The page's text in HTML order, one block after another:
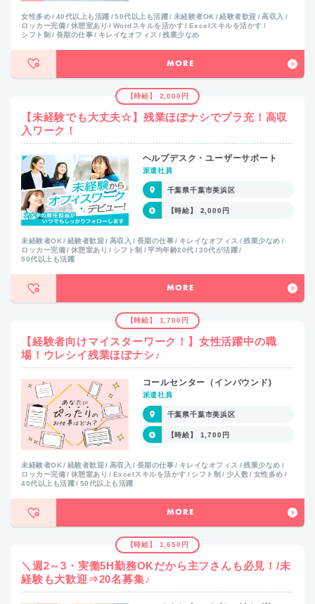
女性多め 40代以上も活躍 50代以上も活躍 未経験者OK 経験者歓迎
高収入
ロッカー完備
休憩室あり Wordスキルを活かす
Excelスキルを活かす
シフト制
長期の仕事 キレイなオフィス 残業少なめ
MORE
【時給】 2,000円
【未経験でも大丈夫☆】残業ほぼナシでプラ充！高収
入ワーク！
ヘルプデスク・ユーザーサポート
派遣社員
千葉県千葉市美浜区
【時給】 2,000円
未経験者OK 経験者歓迎 高収入 長期の仕事 キレイなオフィス
残業少なめ
ロッカー完備
休憩室あり シフト制 平均年齢20代
30代が活躍
50代以上も活躍
MORE
【時給】 1,700円
【経験者向けマイスターワーク！】女性活躍中の職
場！ウレシイ残業ほぼナシ♪
コールセンター（インバウンド)
派遣社員
千葉県千葉市美浜区
【時給】 1,700円
未経験者OK 経験者歓迎 高収入 長期の仕事 キレイなオフィス
残業少なめ
ロッカー完備
休憩室あり Excelスキルを活かす シフト制 少人数
女性多め
40代以上も活躍
50代以上も活躍
MORE
【時給】 1,650円
＼週2～3・実働5H勤務OKだから主フさんも必見！/未
経験も大歓迎⇒20名募集♪